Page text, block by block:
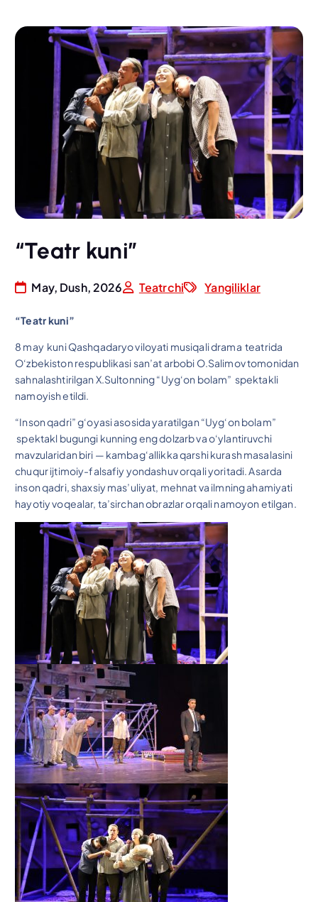
“Teatr kuni”
May, Dush, 2026 Teatrchi Yangiliklar
“Teatr kuni”
8 may kuni Qashqadaryo viloyati musiqali drama teatrida
O‘zbekiston respublikasi san’at arbobi O.Salimov tomonidan
sahnalashtirilgan X.Sultonning “Uyg‘on bolam” spektakli
namoyish etildi.
“Inson qadri” g‘oyasi asosida yaratilgan “Uyg‘on bolam”
spektakl bugungi kunning eng dolzarb va o‘ylantiruvchi
mavzularidan biri — kambag‘allikka qarshi kurash masalasini
chuqur ijtimoiy-falsafiy yondashuv orqali yoritadi. Asarda
inson qadri, shaxsiy mas’uliyat, mehnat va ilmning ahamiyati
hayotiy voqealar, ta’sirchan obrazlar orqali namoyon etilgan.